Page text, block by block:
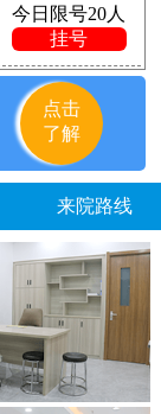
今日限号20人
挂号
点击
了解
来院路线